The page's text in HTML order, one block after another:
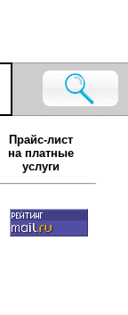
Прайс-лист
на платные
услуги